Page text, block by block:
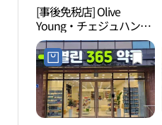
[事後免税店] Olive
Young・チェジュハンラ
デ（済州漢拏大）店(올
리브영 제주한라대점)